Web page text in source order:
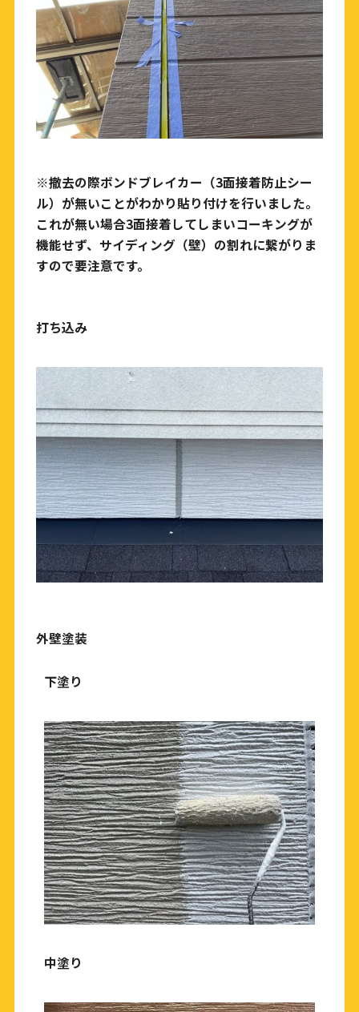
※撤去の際ボンドブレイカー（3面接着防止シー
ル）が無いことがわかり貼り付けを行いました。
これが無い場合3面接着してしまいコーキングが
機能せず、サイディング（壁）の割れに繋がりま
すので要注意です。
打ち込み
外壁塗装
下塗り
中塗り